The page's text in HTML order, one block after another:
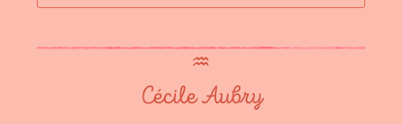
♒︎
Cécile Aubry